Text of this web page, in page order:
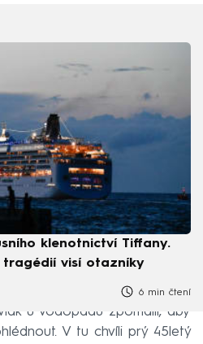
klenotnictví Tiffany.
visí otazníky
6 min čtení
vlak u vodopádu zpomalil, aby
V tu chvíli prý 45letý